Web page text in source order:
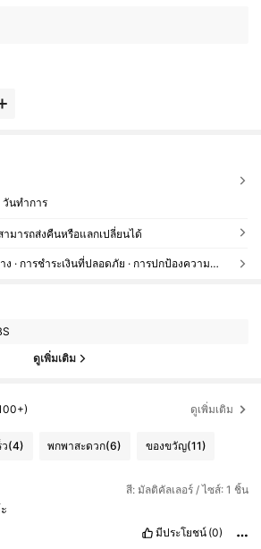
นทำการ
มารถส่งคืนหรือแลกเปลี่ยนได้
มีบริการเก็บเงินปลายทาง · การชำระเงินที่ปลอดภัย · การปกป้องความเป็นส่วนตัว
ดูเพิ่มเติม
ดูเพิ่มเติม
ว(4) พกพาสะดวก(6) ของขวัญ(11)
สี: มัลติคัลเลอร์ / ไซส์: 1 ชิ้น
มีประโยชน์ (0)